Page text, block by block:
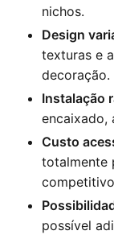
nichos.
Design
texturas e
decoração.
Instalação
encaixado,
Custo
totalmente
possível